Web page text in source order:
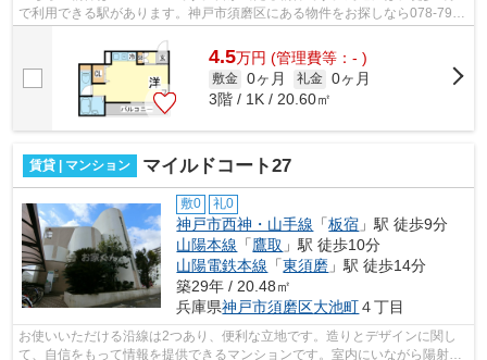
で利用できる駅があります。神戸市須磨区にある物件をお探しなら078-798-
7091やouchikun@kofusa.comから連絡を...
4.5万円 (管理費等：- )
敷金 0ヶ月 礼金 0ヶ月
3階 / 1K / 20.60㎡
賃貸 | マンション マイルドコート27
敷0 礼0
神戸市西神・山手線 「板宿 」駅 徒歩9分
山陽本線 「鷹取 」駅 徒歩10分
山陽電鉄本線 「東須磨 」駅 徒歩14分
築29年 / 20.48㎡
兵庫県神戸市須磨区大池町４丁目
お使いいただける沿線は2つあり、便利な立地です。造りとデザインに関し
て、自信をもって情報を提供できるマンションです。室内にいながら陽射し